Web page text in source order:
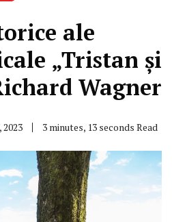
ale
„Tristan şi
Wagner
2023 3 minutes, 13 seconds Read